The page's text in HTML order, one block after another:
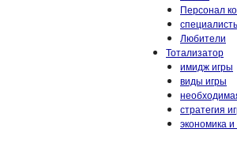
Персонал
Любители
Тотализатор
имидж игры
виды игры
стратегия
экономика и